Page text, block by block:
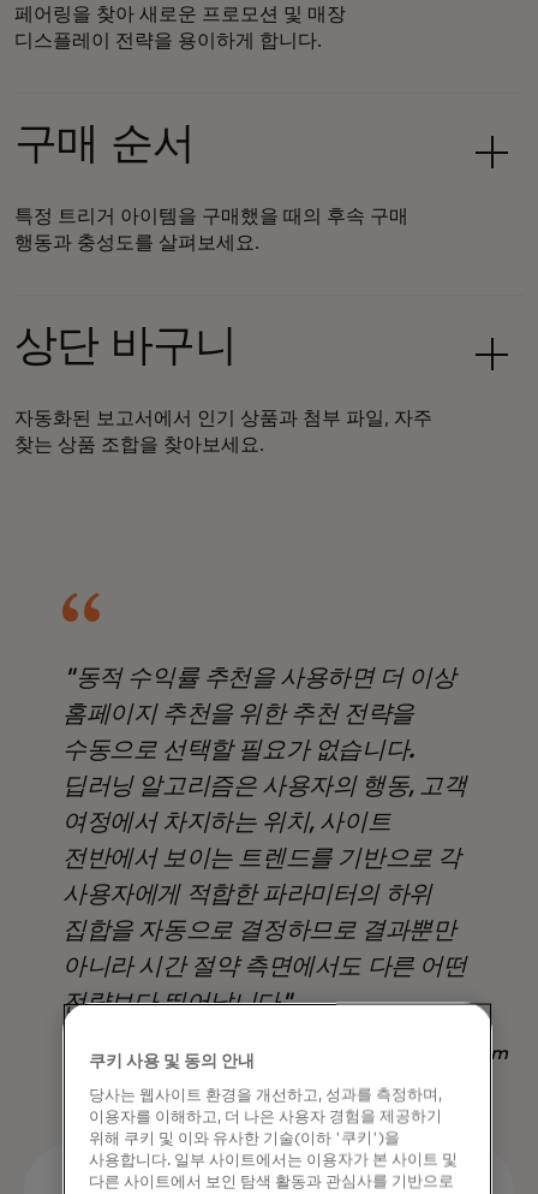
페어링을 찾아 새로운 프로모션 및 매장
디스플레이 전략을 용이하게 합니다.
구매 순서
특정 트리거 아이템을 구매했을 때의 후속 구매
행동과 충성도를 살펴보세요.
상단 바구니
자동화된 보고서에서 인기 상품과 첨부 파일, 자주
찾는 상품 조합을 찾아보세요.
"동적 수익률 추천을 사용하면 더 이상
홈페이지 추천을 위한 추천 전략을
수동으로 선택할 필요가 없습니다.
딥러닝 알고리즘은 사용자의 행동, 고객
여정에서 차지하는 위치, 사이트
전반에서 보이는 트렌드를 기반으로 각
사용자에게 적합한 파라미터의 하위
집합을 자동으로 결정하므로 결과뿐만
아니라 시간 절약 측면에서도 다른 어떤
전략보다 뛰어납니다".
Nadav Yekutiel, Head of Data, GlassesUSA.com
쿠키 사용 및 동의 안내
당사는 웹사이트 환경을 개선하고, 성과를 측정하며,
이용자를 이해하고, 더 나은 사용자 경험을 제공하기
위해 쿠키 및 이와 유사한 기술(이하 '쿠키')을
사용합니다. 일부 사이트에서는 이용자가 본 사이트 및
다른 사이트에서 보인 탐색 활동과 관심사를 기반으로